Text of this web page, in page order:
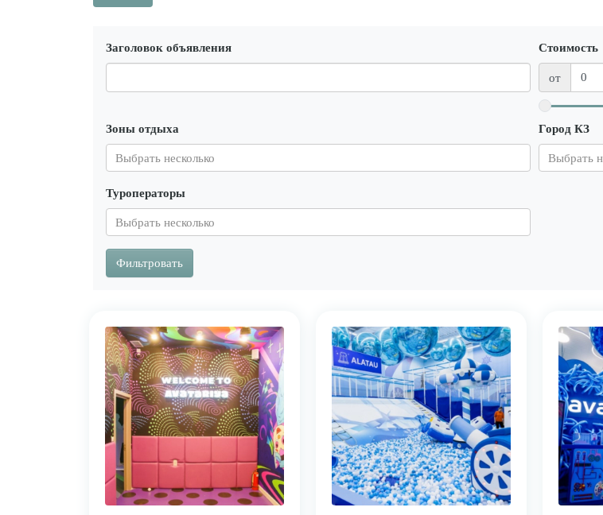
Заголовок объявления Стоимость
от
Зоны отдыха Город КЗ
Туроператоры
Фильтровать